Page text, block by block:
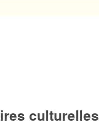
culturelles